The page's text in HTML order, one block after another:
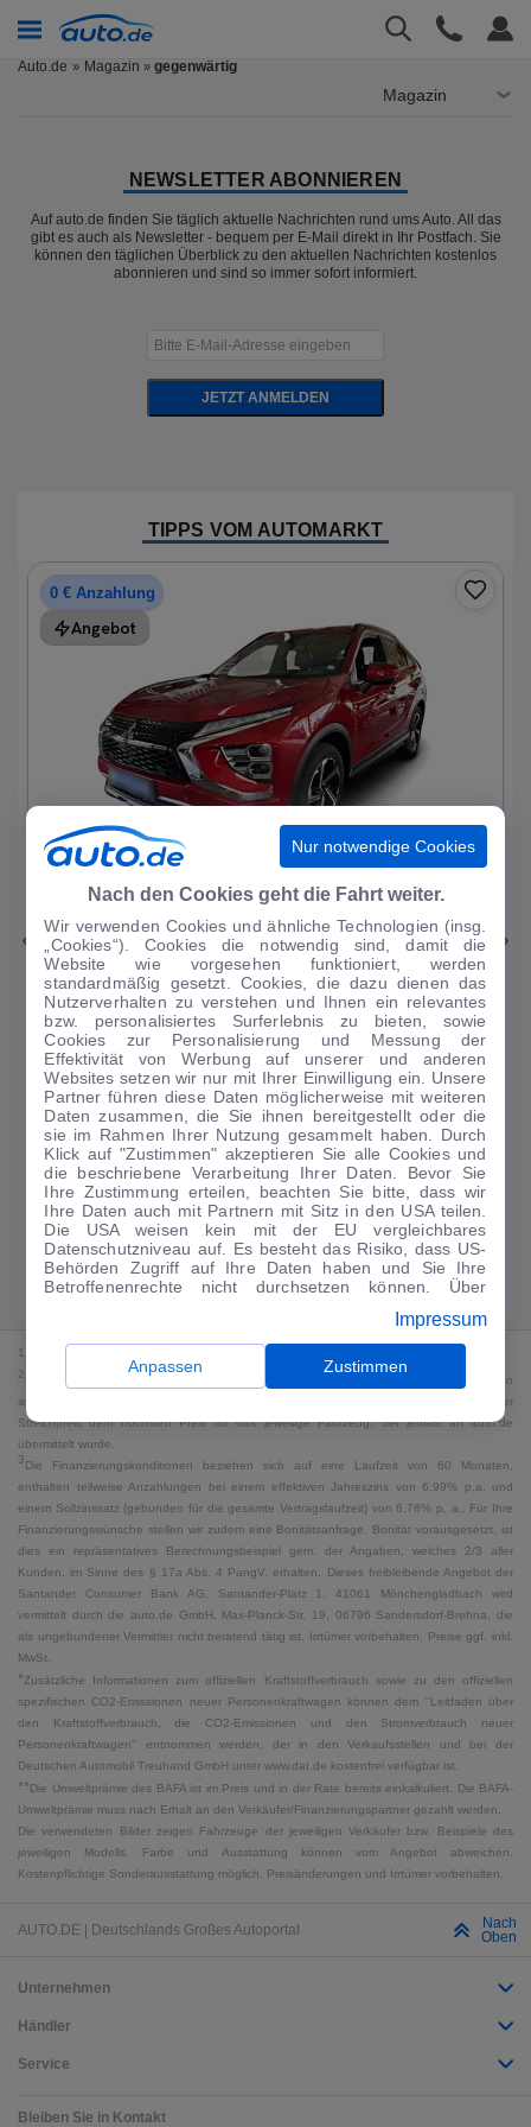
Auto.de Magazin » gegenwärtig
Magazin
NEWSLETTER ABONNIEREN
Auf auto.de finden Sie täglich aktuelle Nachrichten rund ums Auto. All das
gibt es auch als Newsletter - bequem per E-Mail direkt in Ihr Postfach. Sie
können den täglichen Überblick zu den aktuellen Nachrichten kostenlos
abonnieren und sind so immer sofort informiert.
JETZT ANMELDEN
TIPPS VOM AUTOMARKT
0 € Anzahlung
Angebot
|11
Mitsubishi Eclipse Cross
Plug-In Hybrid Plus 2.4 AHK. SDA mit Navi
24.101 km· 08/2022· Hybrid·Automatik
Finanzierung Kaufen
202€/mtl.
Guter Preis4
0 € Anzahlung ·60 Monate ·Finanzierungs-Details
Angebot anfragen Rate anpassen
21,5 kWh/100 km + 2,3 l/100 km (gew., komb.) · 8,4 l/100 km (entl.) · CO₂
195 g/km · Klasse G (gew.) / G (entl.)*
1
2 Bei dem Streichpreis handelt es sich für Neufahrzeuge und junge Gebrauchte um den
an auto.de übermittelten Listenpreis. Für alle anderen Fahrzeuge entspricht der
Streichpreis dem höchsten Preis für das jeweilige Fahrzeug, der jemals an auto.de
übermittelt wurde.
3Die Finanzierungskonditionen beziehen sich auf eine Laufzeit von 60 Monaten,
enthalten teilweise Anzahlungen bei einem effektiven Jahreszins von 6,99% p.a. und
einem Sollzinssatz (gebunden für die gesamte Vertragslaufzeit) von 6,78% p. a.. Für Ihre
Finanzierungswünsche stellen wir zudem eine Bonitätsanfrage. Bonität vorausgesetzt, ist
dies ein repräsentatives Berechnungsbeispiel gem. der Angaben, welches 2/3 aller
Kunden, im Sinne des § 17a Abs. 4 PangV, erhalten. Dieses freibleibende Angebot der
Santander Consumer Bank AG, Santander-Platz 1, 41061 Mönchengladbach wird
vermittelt durch die auto.de GmbH, Max-Planck-Str. 19, 06796 Sandersdorf-Brehna, die
als ungebundener Vermittler nicht beratend tätig ist. Irrtümer vorbehalten. Preise ggf. inkl.
MwSt.
*Zusätzliche Informationen zum offiziellen Kraftstoffverbrauch sowie zu den offiziellen
spezifischen CO2-Emissionen neuer Personenkraftwagen können dem "Leitfaden über
den Kraftstoffverbrauch, die CO2-Emissionen und den Stromverbrauch neuer
Personenkraftwagen" entnommen werden, der in den Verkaufsstellen und bei der
Deutschen Automobil Treuhand GmbH unter www.dat.de kostenfrei verfügbar ist.
**Die Umweltprämie des BAFA ist im Preis und in der Rate bereits einkalkuliert. Die BAFA-
Umweltprämie muss nach Erhalt an den Verkäufer/Finanzierungspartner gezahlt werden.
Die verwendeten Bilder zeigen Fahrzeuge der jeweiligen Verkäufer bzw. Beispiele des
jeweiligen Modells. Farbe und Ausstattung können vom Angebot abweichen.
Kostenpflichtige Sonderausstattung möglich. Preisänderungen und Irrtümer vorbehalten.
AUTO.DE | Deutschlands Großes Autoportal
Nach
Oben
Unternehmen
Händler
Service
Bleiben Sie in Kontakt
Nur notwendige Cookies
Nach den Cookies geht die Fahrt weiter.
Wir verwenden Cookies und ähnliche Technologien (insg.
„Cookies“). Cookies die notwendig sind, damit die
Website wie vorgesehen funktioniert, werden
standardmäßig gesetzt. Cookies, die dazu dienen das
Nutzerverhalten zu verstehen und Ihnen ein relevantes
bzw. personalisiertes Surferlebnis zu bieten, sowie
Cookies zur Personalisierung und Messung der
Effektivität von Werbung auf unserer und anderen
Websites setzen wir nur mit Ihrer Einwilligung ein. Unsere
Partner führen diese Daten möglicherweise mit weiteren
Daten zusammen, die Sie ihnen bereitgestellt oder die
sie im Rahmen Ihrer Nutzung gesammelt haben. Durch
Klick auf "Zustimmen" akzeptieren Sie alle Cookies und
die beschriebene Verarbeitung Ihrer Daten. Bevor Sie
Ihre Zustimmung erteilen, beachten Sie bitte, dass wir
Ihre Daten auch mit Partnern mit Sitz in den USA teilen.
Die USA weisen kein mit der EU vergleichbares
Datenschutzniveau auf. Es besteht das Risiko, dass US-
Behörden Zugriff auf Ihre Daten haben und Sie Ihre
Betroffenenrechte nicht durchsetzen können. Über
anpassen. Dies ist auch später jederzeit im Bereich
Cookie-Richtliniemöglich. Weitere Informationen finden
Sie in unsererDatenschutzerklärung .
Impressum
Anpassen Zustimmen